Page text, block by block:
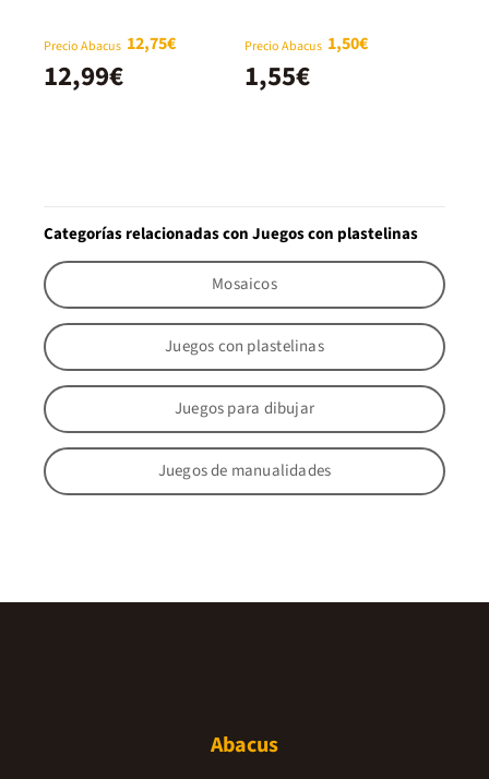
Precio Abacus 12,75€
12,99€
Precio Abacus 1,50€
1,55€
Categorías relacionadas con Juegos con plastelinas
Mosaicos
Juegos con plastelinas
Juegos para dibujar
Juegos de manualidades
Abacus